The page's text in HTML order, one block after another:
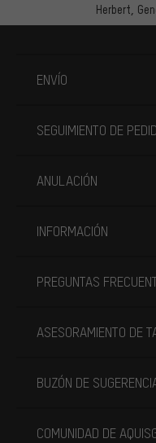
Herbert,
ENVÍO
SEGUIMIENTO DE
ANULACIÓN
INFORMACIÓN
PREGUNTAS
ASESORAMIENTO DE
BUZÓN DE
COMUNIDAD DE